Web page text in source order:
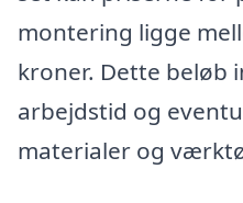
montering ligge
kroner. Dette beløb
arbejdstid og
materialer og